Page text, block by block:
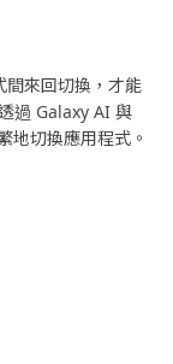
間來回切換，才能
過 Galaxy AI 與
地切換應用程式。